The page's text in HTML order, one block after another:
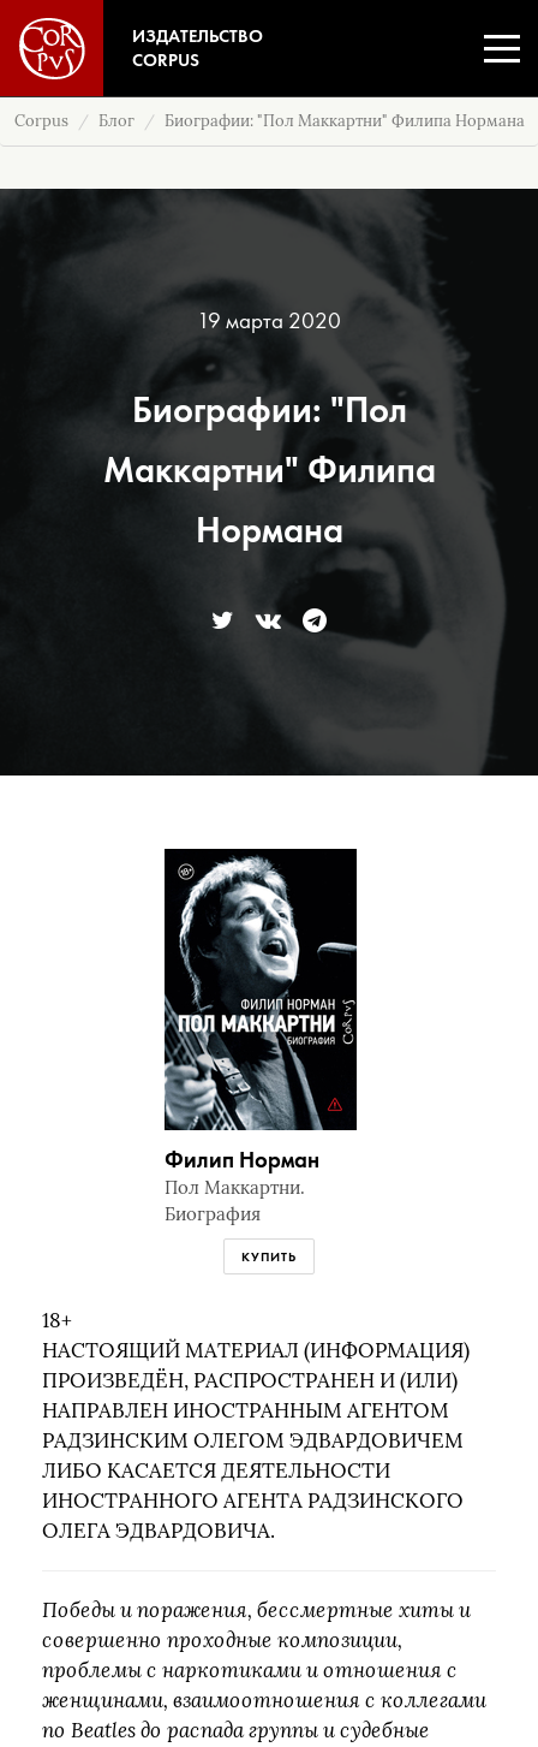
ИЗДАТЕЛЬСТВО
CORPUS
Corpus Блог Биографии: "Пол Маккартни" Филипа Нормана
19 марта 2020
Биографии: "Пол
Маккартни" Филипа
Нормана
Филип Норман
Пол Маккартни.
Биография
КУПИТЬ
18+
НАСТОЯЩИЙ МАТЕРИАЛ (ИНФОРМАЦИЯ)
ПРОИЗВЕДЁН, РАСПРОСТРАНЕН И (ИЛИ)
НАПРАВЛЕН ИНОСТРАННЫМ АГЕНТОМ
РАДЗИНСКИМ ОЛЕГОМ ЭДВАРДОВИЧЕМ
ЛИБО КАСАЕТСЯ ДЕЯТЕЛЬНОСТИ
ИНОСТРАННОГО АГЕНТА РАДЗИНСКОГО
ОЛЕГА ЭДВАРДОВИЧА.
Победы и поражения, бессмертные хиты и
совершенно проходные композиции,
проблемы с наркотиками и отношения с
женщинами, взаимоотношения с коллегами
по Beatles до распада группы и судебные